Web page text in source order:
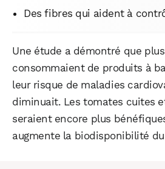
Des fibres qui aident à
Une étude a démontré que
consommaient de produits à
leur risque de maladies
diminuait. Les tomates cuites
seraient encore plus
augmente la biodisponibilité